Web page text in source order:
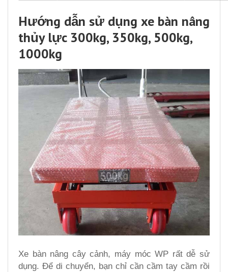
Hướng dẫn sử dụng xe bàn nâng
thủy lực 300kg, 350kg, 500kg,
1000kg
Xe bàn nâng cây cảnh, máy móc WP rất dễ sử
dụng. Để di chuyển, bạn chỉ cần cầm tay cầm rồi